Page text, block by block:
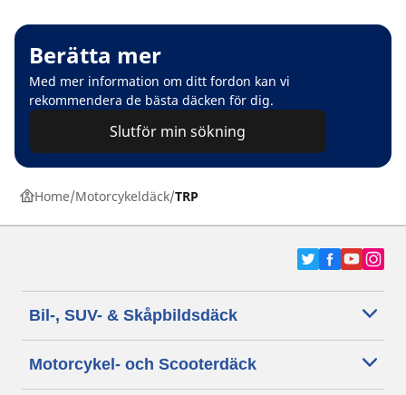
Berätta mer
Med mer information om ditt fordon kan vi
rekommendera de bästa däcken för dig.
Slutför min sökning
Home Motorcykeldäck TRP
Bil-, SUV- & Skåpbildsdäck
Motorcykel- och Scooterdäck